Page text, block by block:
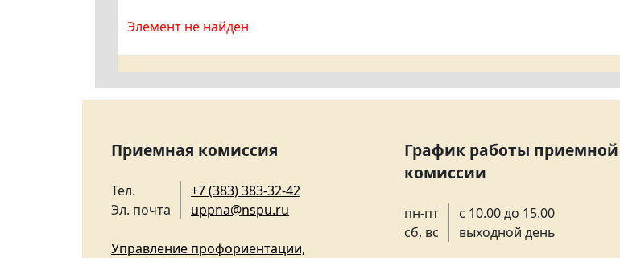
Элемент не найден
Приемная комиссия
Тел.
Эл. почта
+7 (383) 383-32-42
uppna@nspu.ru
Управление профориентации,
График работы приемной
комиссии
пн-пт
сб, вс
с 10.00 до 15.00
выходной день